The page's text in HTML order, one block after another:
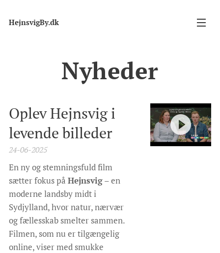
HejnsvigBy.dk
Nyheder
Oplev Hejnsvig i
levende billeder
24-06-2025
En ny og stemningsfuld film
sætter fokus på Hejnsvig– en
moderne landsby midt i
Sydjylland, hvor natur, nærvær
og fællesskab smelter sammen.
Filmen, som nu er tilgængelig
online, viser med smukke